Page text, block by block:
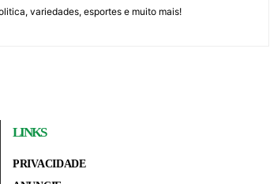
variedades, esportes e muito mais!
LINKS
PRIVACIDADE